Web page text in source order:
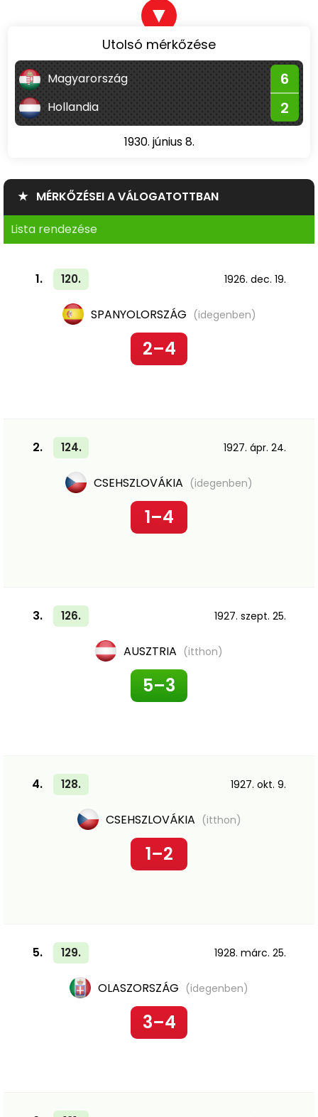
▼
Utolsó mérkőzése
Magyarország 6
Hollandia 2
1930. június 8.
★ MÉRKŐZÉSEI A VÁLOGATOTTBAN
Lista rendezése
1. 120. 1926. dec. 19.
SPANYOLORSZÁG (idegenben)
2–4
2. 124. 1927. ápr. 24.
CSEHSZLOVÁKIA (idegenben)
1–4
3. 126. 1927. szept. 25.
AUSZTRIA (itthon)
5–3
4. 128. 1927. okt. 9.
CSEHSZLOVÁKIA (itthon)
1–2
5. 129. 1928. márc. 25.
OLASZORSZÁG (idegenben)
3–4